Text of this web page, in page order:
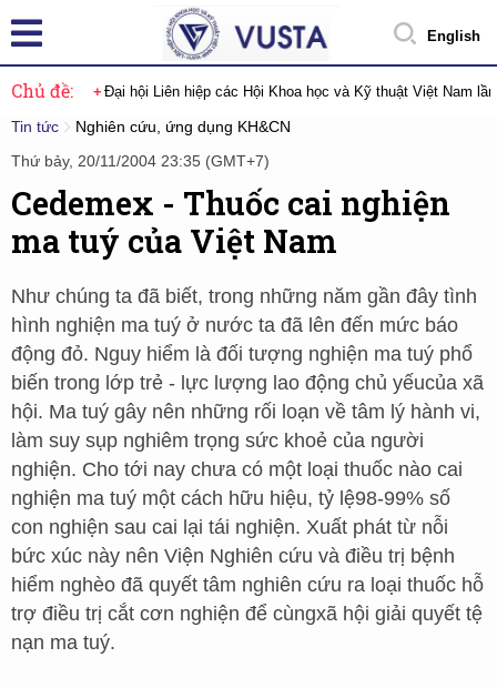
English
Chủ đề: Đại hội Liên hiệp các Hội Khoa học và Kỹ thuật Việt Nam
Tin tức
Nghiên cứu, ứng dụng KH&CN
Thứ bảy, 20/11/2004 23:35 (GMT+7)
Cedemex - Thuốc cai nghiện
ma tuý của Việt Nam
Như chúng ta đã biết, trong những năm gần đây tình
hình nghiện ma tuý ở nước ta đã lên đến mức báo
động đỏ. Nguy hiểm là đối tượng nghiện ma tuý phổ
biến trong lớp trẻ - lực lượng lao động chủ yếucủa xã
hội. Ma tuý gây nên những rối loạn về tâm lý hành vi,
làm suy sụp nghiêm trọng sức khoẻ của người
nghiện. Cho tới nay chưa có một loại thuốc nào cai
nghiện ma tuý một cách hữu hiệu, tỷ lệ98-99% số
con nghiện sau cai lại tái nghiện. Xuất phát từ nỗi
bức xúc này nên Viện Nghiên cứu và điều trị bệnh
hiểm nghèo đã quyết tâm nghiên cứu ra loại thuốc hỗ
trợ điều trị cắt cơn nghiện để cùngxã hội giải quyết tệ
nạn ma tuý.